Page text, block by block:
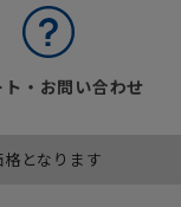
・お問い合わせ
となります